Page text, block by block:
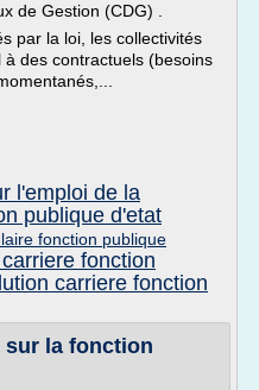
de Gestion (CDG) .
par la loi, les collectivités
des contractuels (besoins
l'emploi de la
publique d'etat
fonction publique
fonction
carriere fonction
sur la fonction